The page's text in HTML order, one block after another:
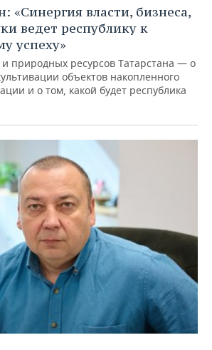
«Синергия власти, бизнеса,
ведет республику к
успеху»
природных ресурсов Татарстана — о
объектов накопленного
и о том, какой будет республика